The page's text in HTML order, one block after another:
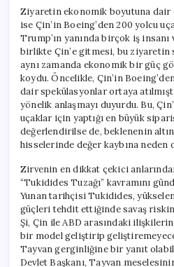
Ziyaretin ekonomik boyutuna dair
ise Çin’in Boeing’den 200 yolcu
Trump’ın yanında birçok iş
birlikte Çin’e gitmesi, bu ziyaretin
aynı zamanda ekonomik bir güç
koydu. Öncelikle, Çin’in
dair spekülasyonlar ortaya
yönelik anlaşmayı duyurdu. Bu,
uçaklar için yaptığı en büyük
değerlendirilse de, beklenenin
hisselerinde değer kaybına neden
Zirvenin en dikkat çekici
“Tukidides Tuzağı” kavramını
Yunan tarihçisi Tukidides,
güçleri tehdit ettiğinde savaş
Şi, Çin ile ABD arasındaki
bir model geliştirip
Tayvan gerginliğine bir yanıt
Devlet Başkanı, Tayvan